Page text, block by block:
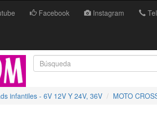
Facebook Instagram
infantiles - 6V 12V Y 24V, 36V MOTO